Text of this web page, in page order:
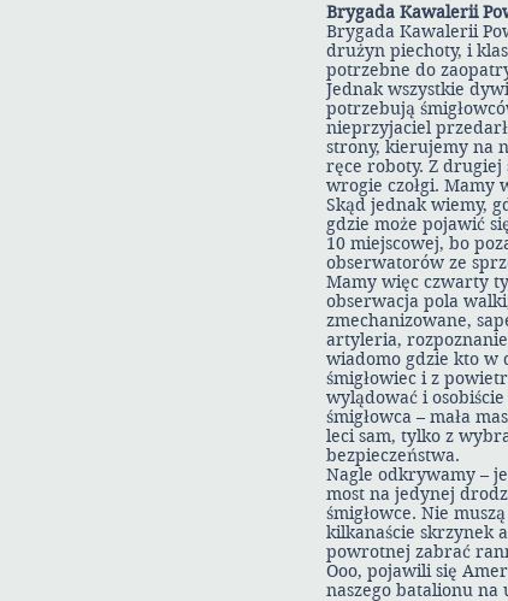
Brygada Kawalerii
Brygada Kawalerii
drużyn piechoty, i
potrzebne do
Jednak wszystkie
potrzebują
nieprzyjaciel
strony, kierujemy na
ręce roboty. Z drugiej
wrogie czołgi. Mamy
Skąd jednak wiemy,
gdzie może pojawić
10 miejscowej, bo
obserwatorów ze
Mamy więc czwarty
obserwacja pola
zmechanizowane,
artyleria, rozpoznanie
wiadomo gdzie kto w
śmigłowiec i z
wylądować i
śmigłowca – mała
leci sam, tylko z
bezpieczeństwa.
Nagle odkrywamy –
most na jedynej
śmigłowce. Nie
kilkanaście skrzynek
powrotnej zabrać
Ooo, pojawili się
naszego batalionu na